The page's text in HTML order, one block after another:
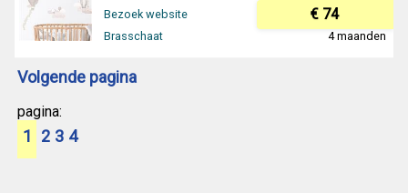
Bezoek website € 74
Brasschaat 4 maanden
Volgende pagina
pagina:
1 2 3 4